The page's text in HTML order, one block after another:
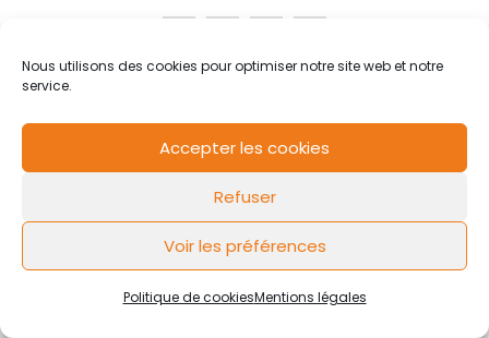
Nous utilisons des cookies pour optimiser notre site web et notre
service.
Accepter les cookies
Refuser
Voir les préférences
Politique de cookiesMentions légales